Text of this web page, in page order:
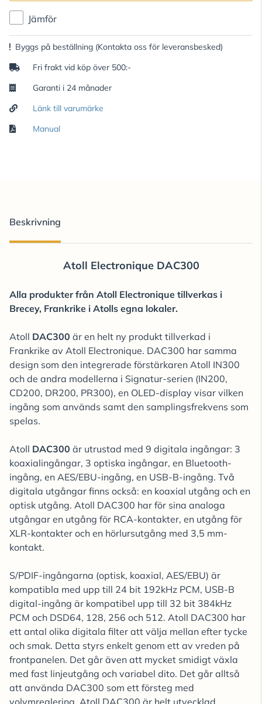
Jämför
Byggs på beställning (Kontakta oss för leveransbesked)
Fri frakt vid köp över 500:-
Garanti i 24 månader
Länk till varumärke
Manual
Beskrivning
Atoll Electronique DAC300
Alla produkter från Atoll Electronique tillverkas i
Brecey, Frankrike i Atolls egna lokaler.
Atoll DAC300 är en helt ny produkt tillverkad i
Frankrike av Atoll Electronique. DAC300 har samma
design som den integrerade förstärkaren Atoll IN300
och de andra modellerna i Signatur-serien (IN200,
CD200, DR200, PR300), en OLED-display visar vilken
ingång som används samt den samplingsfrekvens som
spelas.
Atoll DAC300 är utrustad med 9 digitala ingångar: 3
koaxialingångar, 3 optiska ingångar, en Bluetooth-
ingång, en AES/EBU-ingång, en USB-B-ingång. Två
digitala utgångar finns också: en koaxial utgång och en
optisk utgång. Atoll DAC300 har för sina analoga
utgångar en utgång för RCA-kontakter, en utgång för
XLR-kontakter och en hörlursutgång med 3,5 mm-
kontakt.
S/PDIF-ingångarna (optisk, koaxial, AES/EBU) är
kompatibla med upp till 24 bit 192kHz PCM, USB-B
digital-ingång är kompatibel upp till 32 bit 384kHz
PCM och DSD64, 128, 256 och 512. Atoll DAC300 har
ett antal olika digitala filter att välja mellan efter tycke
och smak. Detta styrs enkelt genom ett av vreden på
frontpanelen. Det går även att mycket smidigt växla
med fast linjeutgång och variabel dito. Det går alltså
att använda DAC300 som ett försteg med